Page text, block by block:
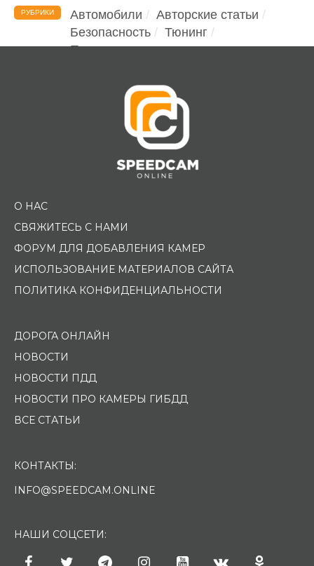
РУБРИКИ Автомобили
Авторские статьи
Безопасность
Тюнинг
Помощь водителю
О НАС
СВЯЖИТЕСЬ С НАМИ
ФОРУМ ДЛЯ ДОБАВЛЕНИЯ КАМЕР
ИСПОЛЬЗОВАНИЕ МАТЕРИАЛОВ САЙТА
ПОЛИТИКА КОНФИДЕНЦИАЛЬНОСТИ
ДОРОГА ОНЛАЙН
НОВОСТИ
НОВОСТИ ПДД
НОВОСТИ ПРО КАМЕРЫ ГИБДД
ВСЕ СТАТЬИ
КОНТАКТЫ:
INFO@SPEEDCAM.ONLINE
НАШИ СОЦСЕТИ: